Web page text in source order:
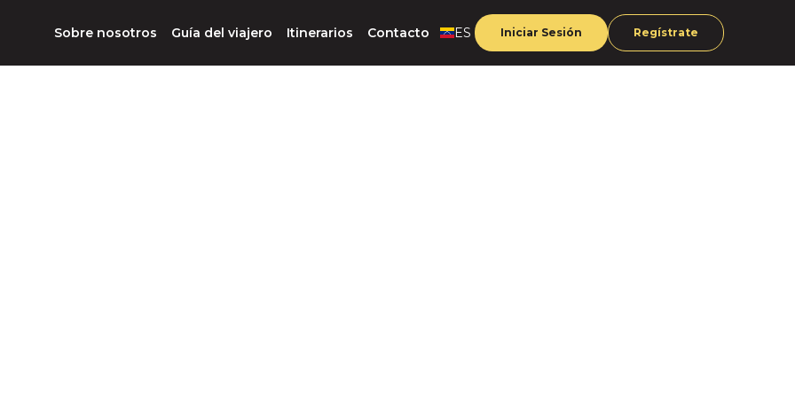
Sobre nosotros Guía del viajero Itinerarios Contacto ES Iniciar Sesión Regístrate